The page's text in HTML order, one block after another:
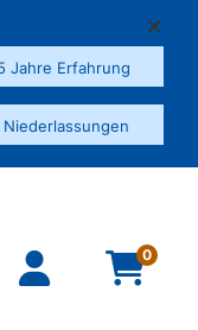
Jahre Erfahrung
Niederlassungen
0